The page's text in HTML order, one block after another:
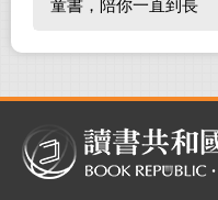
童書，陪你一直到長